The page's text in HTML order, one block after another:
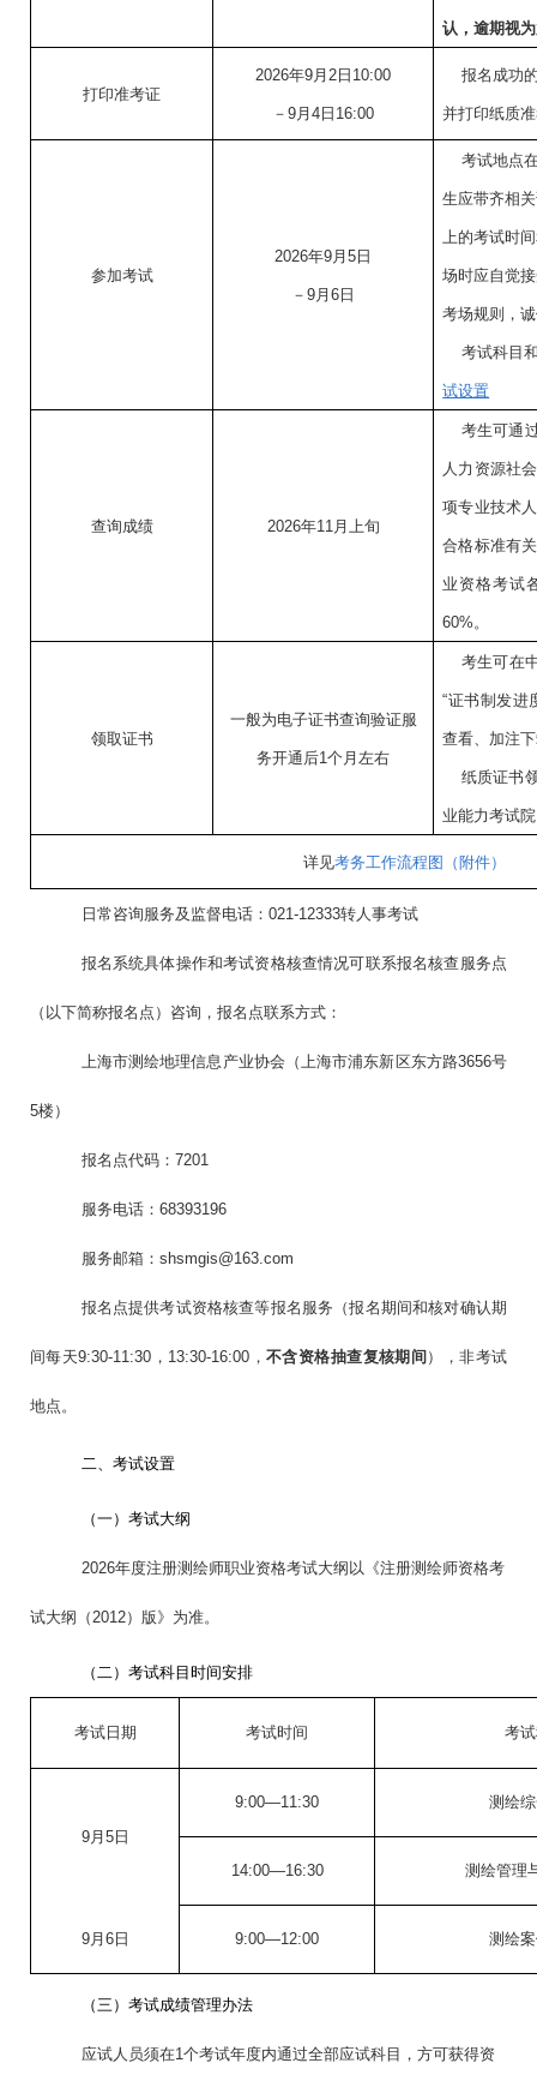
认，逾期视
打印准考证
2026年9月2日10:00
－9月4日16:00
报名成功
并打印纸质
参加考试
2026年9月5日
－9月6日
考试地点
生应带齐相
上的考试时
场时应自觉
考场规则，
考试科目
试设置
查询成绩 2026年11月上旬
考生可通
人力资源社
项专业技术
合格标准有
业资格考试
60%。
领取证书
一般为电子证书查询验证服
务开通后1个月左右
考生可在
“证书制发进
查看、加注
纸质证书
业能力考试
详见考务工作流程图（附件）
日常咨询服务及监督电话：021-12333转人事考试
报名系统具体操作和考试资格核查情况可联系报名核查服务点
（以下简称报名点）咨询，报名点联系方式：
上海市测绘地理信息产业协会（上海市浦东新区东方路3656号
5楼）
报名点代码：7201
服务电话：68393196
服务邮箱：shsmgis@163.com
报名点提供考试资格核查等报名服务（报名期间和核对确认期
间每天9:30-11:30，13:30-16:00， 不含资格抽查复核期间 ），非考试
地点。
二、考试设置
（一）考试大纲
2026年度注册测绘师职业资格考试大纲以《注册测绘师资格考
试大纲（2012）版》为准。
（二）考试科目时间安排
考试日期 考试时间 考
9月 5日
9:00—11:30 测绘
14:00—16:30 测绘管理
9月 6日 9:00—12:00 测绘
（三）考试成绩管理办法
应试人员须在1个考试年度内通过全部应试科目，方可获得资